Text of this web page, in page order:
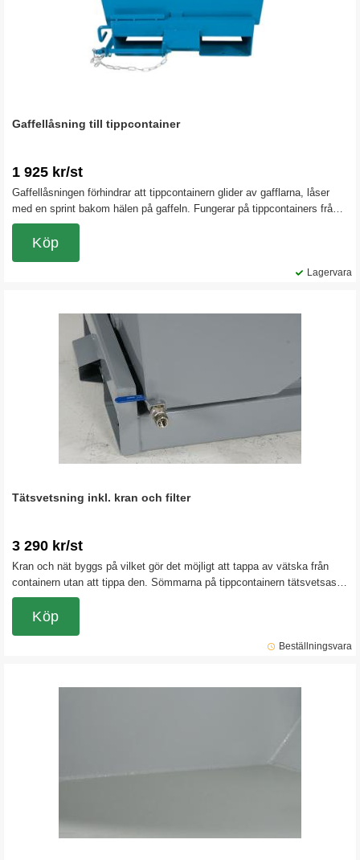
Gaffellåsning till tippcontainer
1 925 kr/st
Gaffellåsningen förhindrar att tippcontainern glider av gafflarna, låser
med en sprint bakom hälen på gaffeln. Fungerar på tippcontainers från
600 liter och uppåt vid standard gaffellängder på trucken.
Lagervara
Köp
Tätsvetsning inkl. kran och filter
3 290 kr/st
Kran och nät byggs på vilket gör det möjligt att tappa av vätska från
containern utan att tippa den. Sömmarna på tippcontainern tätsvetsas
för att garanterat hålla vätska i containern. Obs! Detta tillbehör gör att
det inte finns någon returrätt på tippcontainern.
Beställningsvara
Köp